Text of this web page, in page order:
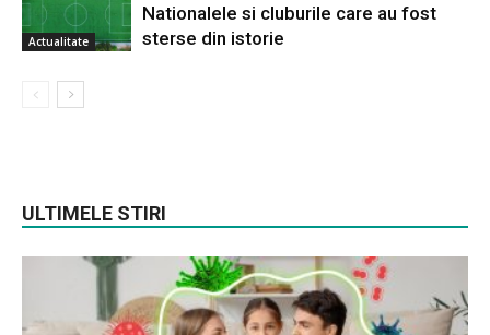
Actualitate
Nationalele si cluburile care au fost
sterse din istorie
ULTIMELE STIRI